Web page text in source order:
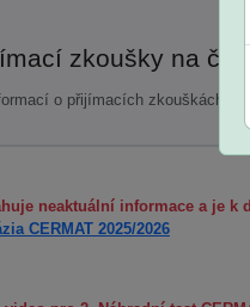
zkoušky na
o přijímacích zkouškách a
neaktuální informace a je
CERMAT 2025/2026